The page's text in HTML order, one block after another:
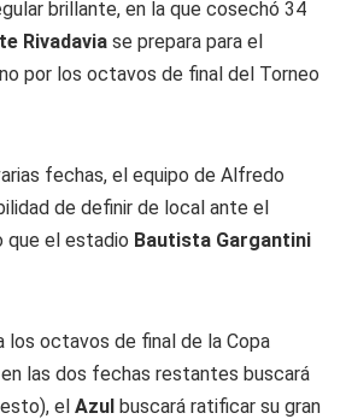
brillante, en la que cosechó 34
Rivadavia se prepara para el
por los octavos de final del Torneo
fechas, el equipo de Alfredo
de definir de local ante el
que el estadio Bautista Gargantini
los octavos de final de la Copa
las dos fechas restantes buscará
el Azul buscará ratificar su gran